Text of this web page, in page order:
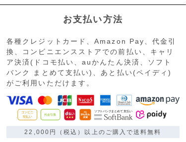
お支払い方法
各種クレジットカード、Amazon Pay、代金引
換、コンビニエンスストアでの前払い、キャリ
ア決済(ドコモ払い、auかんたん決済、ソフト
バンク まとめて支払い)、あと払い(ペイディ)
がご利用いただけます。
22,000円（税込）以上のご購入で送料無料